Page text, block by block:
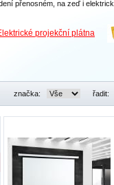
přenosném, na zeď i
projekční plátna
značka: řadit: